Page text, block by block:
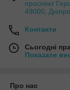
проспект
49000,
Контакти
Сьогодні
Показати
Про нас